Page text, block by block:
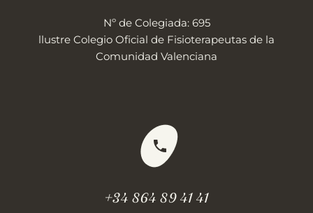
Nº de Colegiada: 695
llustre Colegio Oficial de Fisioterapeutas de la
Comunidad Valenciana
+34 864 89 41 41